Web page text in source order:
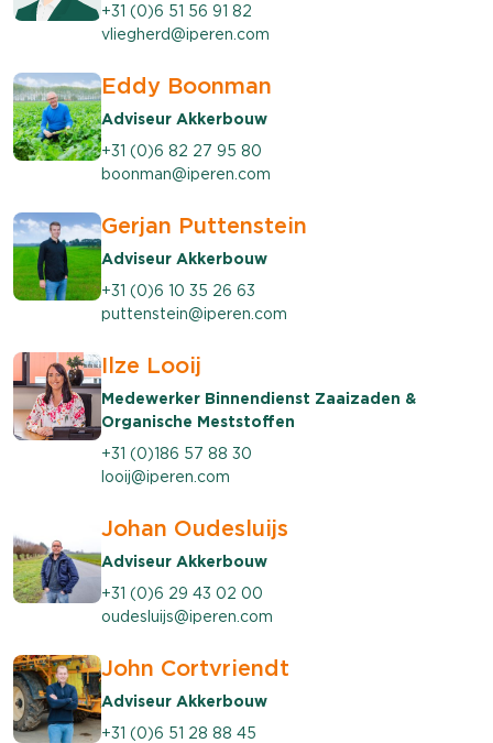
+31 (0)6 51 56 91 82
vliegherd@iperen.com
Eddy Boonman
Adviseur Akkerbouw
+31 (0)6 82 27 95 80
boonman@iperen.com
Gerjan Puttenstein
Adviseur Akkerbouw
+31 (0)6 10 35 26 63
puttenstein@iperen.com
Ilze Looij
Medewerker Binnendienst Zaaizaden &
Organische Meststoffen
+31 (0)186 57 88 30
looij@iperen.com
Johan Oudesluijs
Adviseur Akkerbouw
+31 (0)6 29 43 02 00
oudesluijs@iperen.com
John Cortvriendt
Adviseur Akkerbouw
+31 (0)6 51 28 88 45